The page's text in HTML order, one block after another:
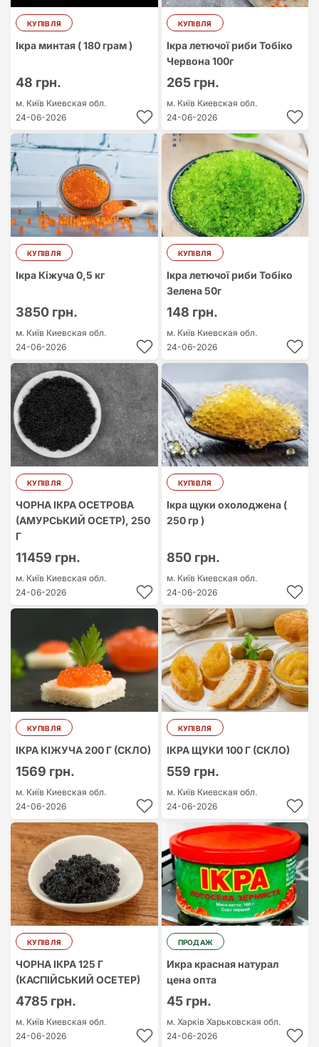
КУПІВЛЯ
Ікра минтая ( 180 грам )
48 грн.
м. Київ Киевская обл.
24-06-2026
КУПІВЛЯ
Ікра летючої риби Тобіко
Червона 100г
265 грн.
м. Київ Киевская обл.
24-06-2026
КУПІВЛЯ
Ікра Кіжуча 0,5 кг
3850 грн.
м. Київ Киевская обл.
24-06-2026
КУПІВЛЯ
Ікра летючої риби Тобіко
Зелена 50г
148 грн.
м. Київ Киевская обл.
24-06-2026
КУПІВЛЯ
ЧОРНА ІКРА ОСЕТРОВА
(АМУРСЬКИЙ ОСЕТР), 250
Г
11459 грн.
м. Київ Киевская обл.
24-06-2026
КУПІВЛЯ
Ікра щуки охолоджена (
250 гр )
850 грн.
м. Київ Киевская обл.
24-06-2026
КУПІВЛЯ
ІКРА КІЖУЧА 200 Г (СКЛО)
1569 грн.
м. Київ Киевская обл.
24-06-2026
КУПІВЛЯ
ІКРА ЩУКИ 100 Г (СКЛО)
559 грн.
м. Київ Киевская обл.
24-06-2026
КУПІВЛЯ
ЧОРНА ІКРА 125 Г
(КАСПІЙСЬКИЙ ОСЕТЕР)
4785 грн.
м. Київ Киевская обл.
24-06-2026
ПРОДАЖ
Икра красная натурал
цена опта
45 грн.
м. Харків Харьковская обл.
24-06-2026